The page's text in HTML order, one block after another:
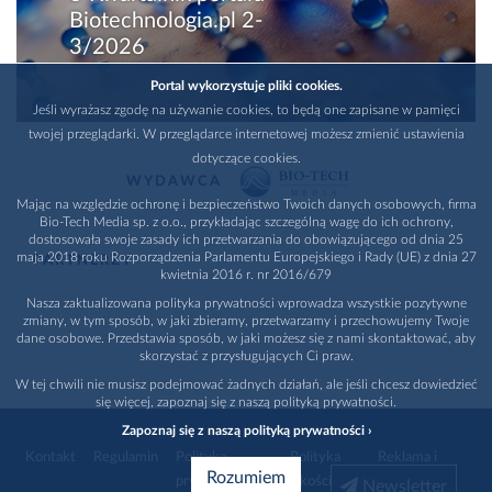
Biotechnologia.pl 2-
3/2026
PARTNERZY
Polityka
prywatności
Polityka
Portal wykorzystuje pliki cookies.
Jeśli wyrażasz zgodę na używanie cookies, to będą one zapisane w pamięci
twojej przeglądarki. W przeglądarce internetowej możesz zmienić ustawienia
dotyczące cookies.
Mając na względzie ochronę i bezpieczeństwo Twoich danych osobowych, firma
Bio-Tech Media sp. z o.o., przykładając szczególną wagę do ich ochrony,
dostosowała swoje zasady ich przetwarzania do obowiązującego od dnia 25
maja 2018 roku Rozporządzenia Parlamentu Europejskiego i Rady (UE) z dnia 27
kwietnia 2016 r. nr 2016/679
Nasza zaktualizowana polityka prywatności wprowadza wszystkie pozytywne
zmiany, w tym sposób, w jaki zbieramy, przetwarzamy i przechowujemy Twoje
dane osobowe. Przedstawia sposób, w jaki możesz się z nami skontaktować, aby
skorzystać z przysługujących Ci praw.
W tej chwili nie musisz podejmować żadnych działań, ale jeśli chcesz dowiedzieć
się więcej, zapoznaj się z naszą polityką prywatności.
Zapoznaj się z naszą polityką prywatności ›
Rozumiem